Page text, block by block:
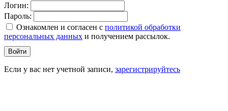
Логин:
Пароль:
Ознакомлен и согласен c политикой обработки
персональных данных и получением рассылок.
Войти
Если у вас нет учетной записи, зарегистрируйтесь